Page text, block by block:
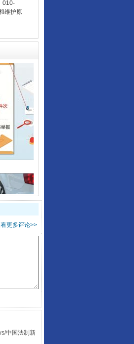
010-
维护原
更多评论>>
中国法制新